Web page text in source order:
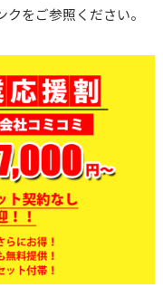
をご参照ください。